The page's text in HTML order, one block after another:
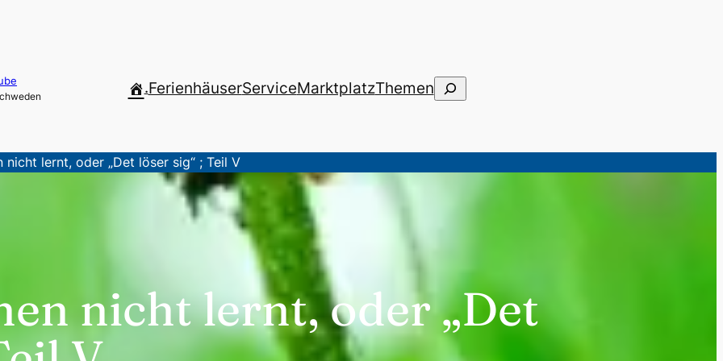
.FerienhäuserServiceMarktplatzThemenSuchen
nicht lernt, oder „Det löser sig“ ; Teil V
nicht lernt, oder „Det